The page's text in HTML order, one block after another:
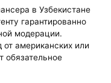
в Узбекистане
гарантированно
модерации.
американских или
обязательное